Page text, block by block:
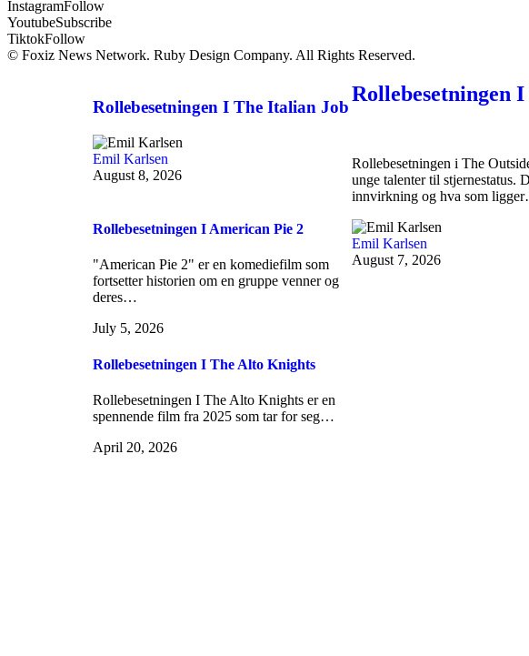
InstagramFollow
YoutubeSubscribe
TiktokFollow
© Foxiz News Network. Ruby Design Company. All Rights Reserved.
Rollebesetningen I The Italian Job
Emil Karlsen
August 8, 2026
Rollebesetningen I American Pie 2
"American Pie 2" er en komediefilm som
fortsetter historien om en gruppe venner og
deres…
July 5, 2026
Rollebesetningen I The Alto Knights
Rollebesetningen I The Alto Knights er en
spennende film fra 2025 som tar for seg…
April 20, 2026
Rollebesetningen
Rollebesetningen i The
unge talenter til stjernestatus.
innvirkning og hva som
Emil Karlsen
August 7, 2026